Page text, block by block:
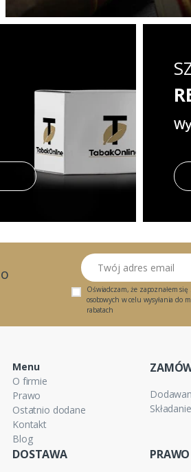
Twój adres email
Oświadczam, że zapoznałem się
osobowych w celu wysyłania do
rabatach
Menu
O firmie
Prawo
Ostatnio dodane
Kontakt
Blog
DOSTAWA PRAWO